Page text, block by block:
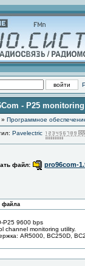
- P25
» Программное
Pavelectric
файл: pro96com-
файла
P25 9600 bps
channel monitoring utility.
AR5000, BC250D,